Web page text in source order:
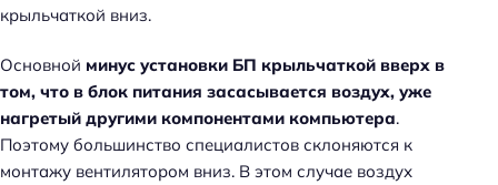
крыльчаткой вниз.
Основной минус установки БП крыльчаткой вверх в
том, что в блок питания засасывается воздух, уже
нагретый другими компонентами компьютера.
Поэтому большинство специалистов склоняются к
монтажу вентилятором вниз. В этом случае воздух